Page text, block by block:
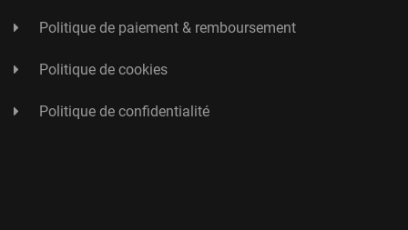
Politique de paiement & remboursement
Politique de cookies
Politique de confidentialité